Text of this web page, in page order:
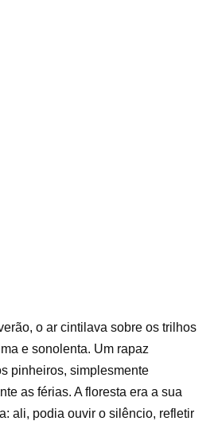
o ar cintilava sobre os trilhos
e sonolenta. Um rapaz
pinheiros, simplesmente
as férias. A floresta era a sua
ali, podia ouvir o silêncio, refletir